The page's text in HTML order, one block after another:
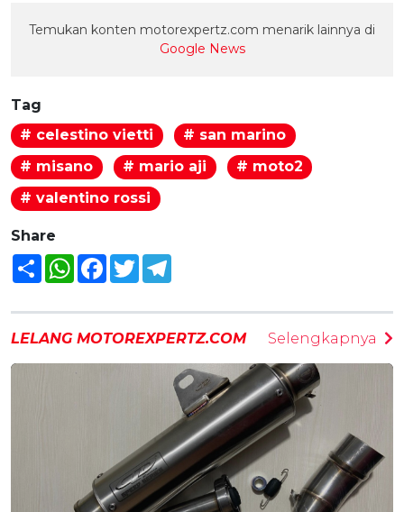
Temukan konten motorexpertz.com menarik lainnya di
Google News
Tag
# celestino vietti
# san marino
# misano
# mario aji
# moto2
# valentino rossi
Share
Share WhatsAppFacebook
Twitter
LELANG MOTOREXPERTZ.COM Selengkapnya